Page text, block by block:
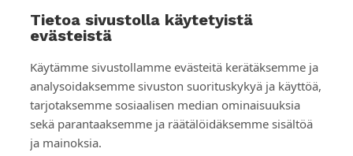
Tietoa sivustolla käytetyistä
evästeistä
Käytämme sivustollamme evästeitä kerätäksemme ja
analysoidaksemme sivuston suorituskykyä ja käyttöä,
tarjotaksemme sosiaalisen median ominaisuuksia
sekä parantaaksemme ja räätälöidäksemme sisältöä
ja mainoksia.
Yhteystiedot
Työpaikat
Kuvat, videot ja logot
Medialle
Tietosuojaselosteet
Lähetysseuran ilmoituskanava